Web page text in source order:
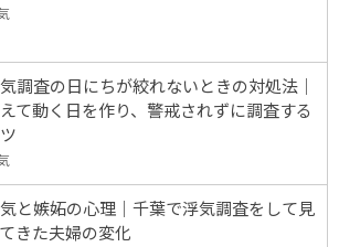
調査の日にちが絞れないときの対処法｜
て動く日を作り、警戒されずに調査する
と嫉妬の心理｜千葉で浮気調査をして見
きた夫婦の変化